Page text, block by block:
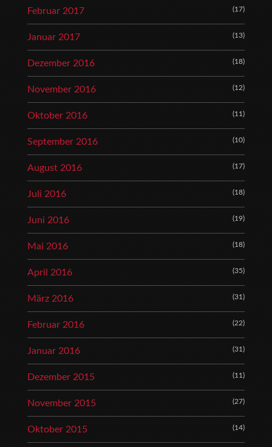
Februar 2017 (17)
Januar 2017 (13)
Dezember 2016 (18)
November 2016 (12)
Oktober 2016 (11)
September 2016 (10)
August 2016 (17)
Juli 2016 (18)
Juni 2016 (19)
Mai 2016 (18)
April 2016 (35)
März 2016 (31)
Februar 2016 (22)
Januar 2016 (31)
Dezember 2015 (11)
November 2015 (27)
Oktober 2015 (14)